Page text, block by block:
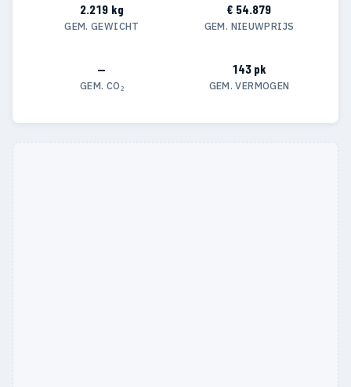
2.219 kg
GEM. GEWICHT
€ 54.879
GEM. NIEUWPRIJS
—
GEM. CO₂
143 pk
GEM. VERMOGEN